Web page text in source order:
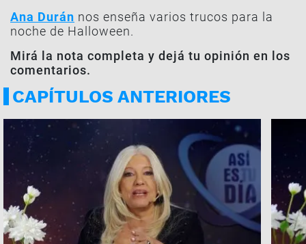
Ana Durán nos enseña varios trucos para la
noche de Halloween.
Mirá la nota completa y dejá tu opinión en los
comentarios.
CAPÍTULOS ANTERIORES